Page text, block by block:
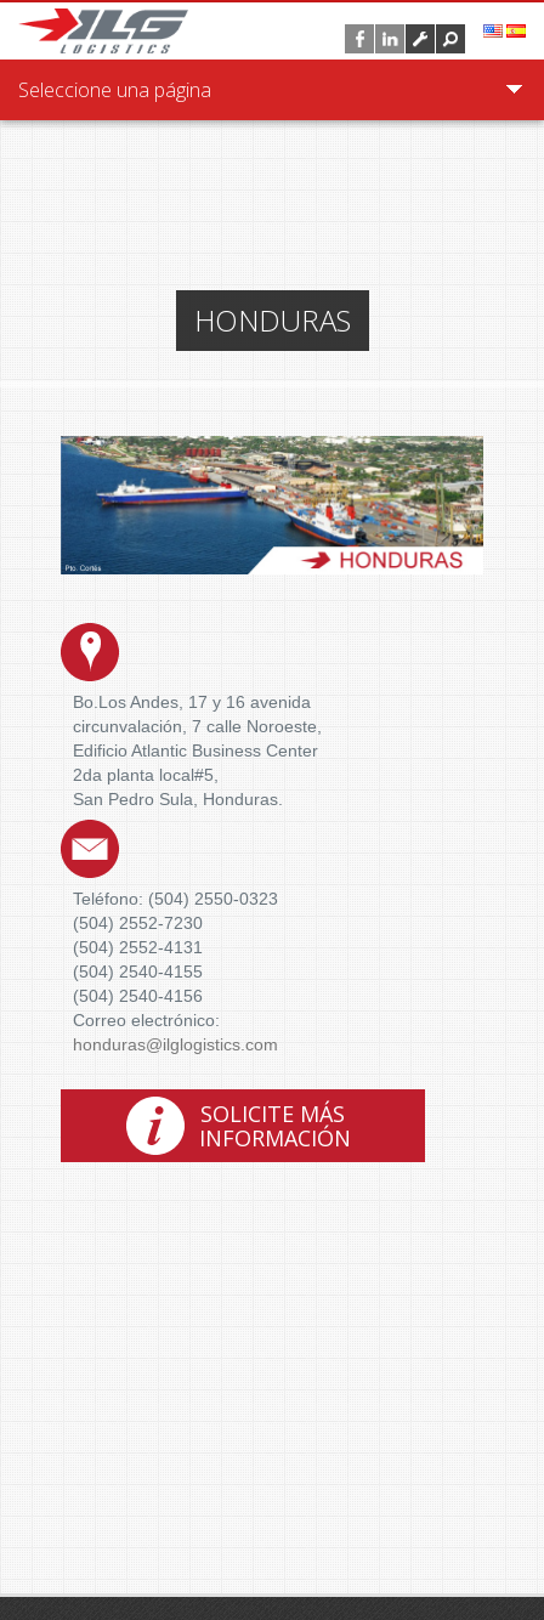
Pasar al contenido principal
Seleccione una página
HONDURAS
Bo.Los Andes, 17 y 16 avenida
circunvalación, 7 calle Noroeste,
Edificio Atlantic Business Center
2da planta local#5,
San Pedro Sula, Honduras.
Teléfono: (504) 2550-0323
(504) 2552-7230
(504) 2552-4131
(504) 2540-4155
(504) 2540-4156
Correo electrónico:
honduras@ilglogistics.com
SOLICITE MÁS
INFORMACIÓN